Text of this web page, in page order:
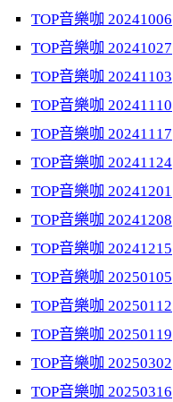
TOP音樂咖 20241006
TOP音樂咖 20241027
TOP音樂咖 20241103
TOP音樂咖 20241110
TOP音樂咖 20241117
TOP音樂咖 20241124
TOP音樂咖 20241201
TOP音樂咖 20241208
TOP音樂咖 20241215
TOP音樂咖 20250105
TOP音樂咖 20250112
TOP音樂咖 20250119
TOP音樂咖 20250302
TOP音樂咖 20250316